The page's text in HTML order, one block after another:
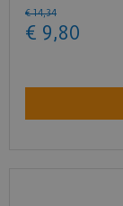
€ 14,34
€ 9,80